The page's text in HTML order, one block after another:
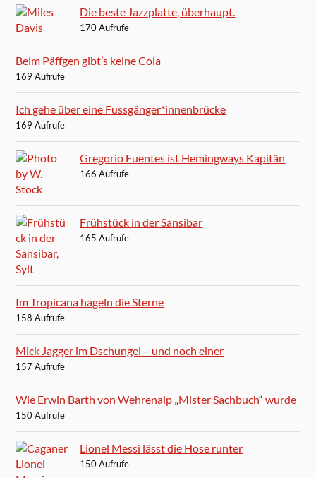
Die beste Jazzplatte, überhaupt.
170 Aufrufe
Beim Päffgen gibt’s keine Cola
169 Aufrufe
Ich gehe über eine Fussgänger*innenbrücke
169 Aufrufe
Gregorio Fuentes ist Hemingways Kapitän
166 Aufrufe
Frühstück in der Sansibar
165 Aufrufe
Im Tropicana hageln die Sterne
158 Aufrufe
Mick Jagger im Dschungel – und noch einer
157 Aufrufe
Wie Erwin Barth von Wehrenalp „Mister Sachbuch“ wurde
150 Aufrufe
Lionel Messi lässt die Hose runter
150 Aufrufe